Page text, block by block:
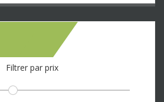
Filtrer par prix